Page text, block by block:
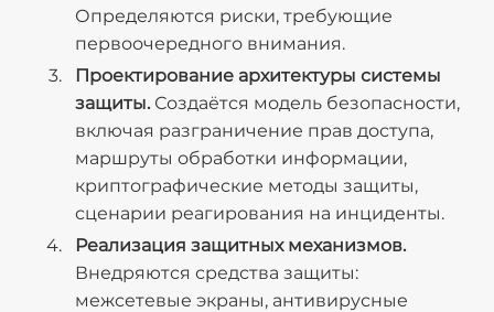
Определяются риски, требующие
первоочередного внимания.
Проектирование архитектуры системы
защиты. Создаётся модель безопасности,
включая разграничение прав доступа,
маршруты обработки информации,
криптографические методы защиты,
сценарии реагирования на инциденты.
Реализация защитных механизмов.
Внедряются средства защиты:
межсетевые экраны, антивирусные